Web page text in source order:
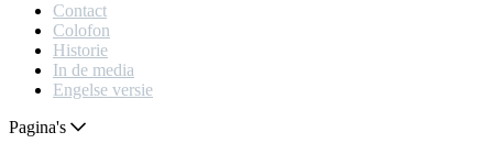
Contact
Colofon
Historie
In de media
Engelse versie
Pagina's